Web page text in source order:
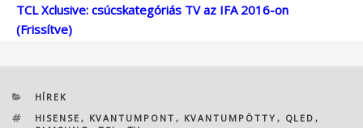
TCL Xclusive: csúcskategóriás TV az IFA 2016-on
(Frissítve)
KATEGÓRIÁK
HÍREK
CÍMKÉK
HISENSE , KVANTUMPONT , KVANTUMPÖTTY , QLED ,